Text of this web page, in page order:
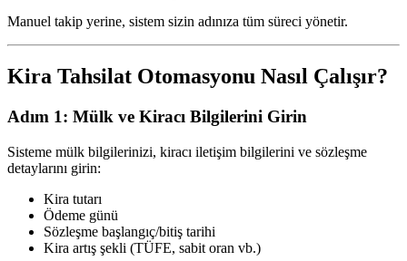
Manuel takip yerine, sistem sizin adınıza tüm süreci yönetir.
Kira Tahsilat Otomasyonu Nasıl Çalışır?
Adım 1: Mülk ve Kiracı Bilgilerini Girin
Sisteme mülk bilgilerinizi, kiracı iletişim bilgilerini ve sözleşme
detaylarını girin:
Kira tutarı
Ödeme günü
Sözleşme başlangıç/bitiş tarihi
Kira artış şekli (TÜFE, sabit oran vb.)